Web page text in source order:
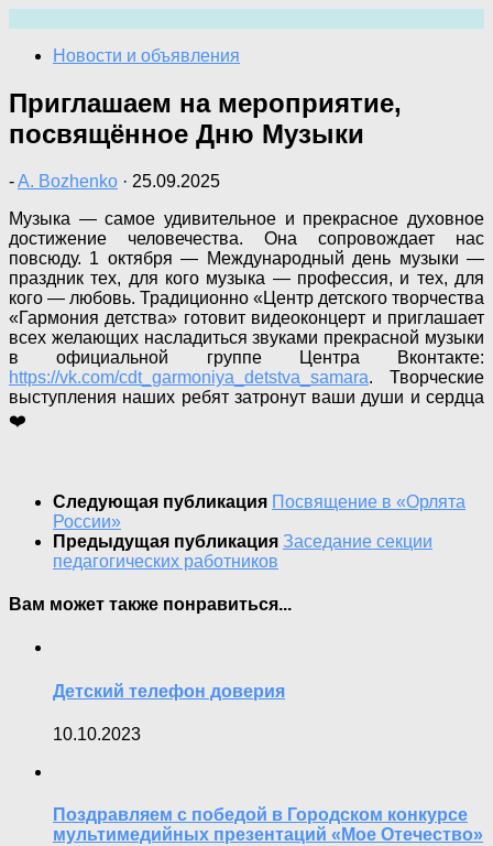
содержимому
Новости и объявления
Приглашаем на мероприятие,
посвящённое Дню Музыки
-A. Bozhenko · 25.09.2025
Музыка — самое удивительное и прекрасное духовное
достижение человечества. Она сопровождает нас
повсюду. 1 октября — Международный день музыки —
праздник тех, для кого музыка — профессия, и тех, для
кого — любовь. Традиционно «Центр детского творчества
«Гармония детства» готовит видеоконцерт и приглашает
всех желающих насладиться звуками прекрасной музыки
в официальной группе Центра Вконтакте:
https://vk.com/cdt_garmoniya_detstva_samara. Творческие
выступления наших ребят затронут ваши души и сердца
❤️
Следующая публикация Посвящение в «Орлята
России»
Предыдущая публикация Заседание секции
педагогических работников
Вам может также понравиться...
Детский телефон доверия
10.10.2023
Поздравляем с победой в Городском конкурсе
мультимедийных презентаций «Мое Отечество»